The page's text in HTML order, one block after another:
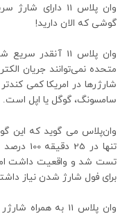
وان پلاس 11
گوشی که الان دارید!
متحده نمی‌توانند جریان
شارژرها در امریکا کمی
سامسونگ، گوگل یا اپل است.
تنها
برای فول شارژ شدن نیاز
وان پلاس 11 به